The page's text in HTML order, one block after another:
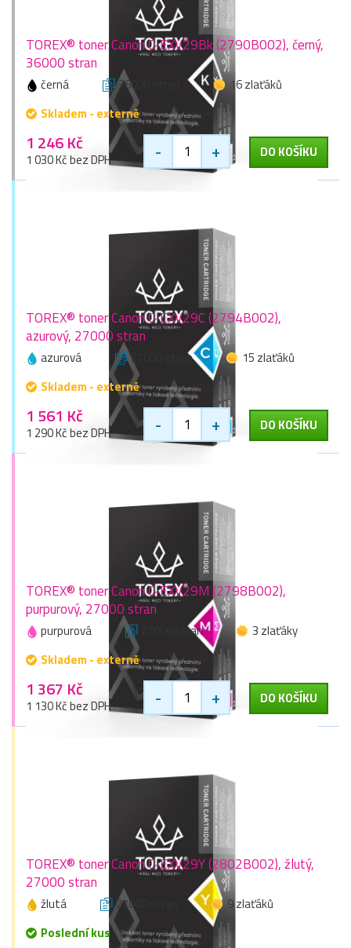
TOREX® toner Canon C-EXV29Bk (2790B002), černý,
36000 stran
černá 36000 stran
16 zlaťáků
Skladem - externě
1 246 Kč
1 030 Kč bez DPH - + DO KOŠÍKU
TOREX® toner Canon C-EXV29C (2794B002),
azurový, 27000 stran
azurová 27000 stran
15 zlaťáků
Skladem - externě
1 561 Kč
1 290 Kč bez DPH - + DO KOŠÍKU
TOREX® toner Canon C-EXV29M (2798B002),
purpurový, 27000 stran
purpurová 27000 stran
3 zlaťáky
Skladem - externě
1 367 Kč
1 130 Kč bez DPH - + DO KOŠÍKU
TOREX® toner Canon C-EXV29Y (2802B002), žlutý,
27000 stran
žlutá 27000 stran
9 zlaťáků
Poslední kus